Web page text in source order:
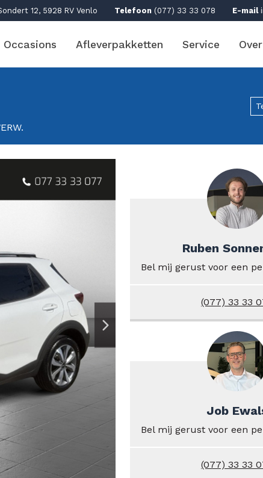
12, 5928 RV Venlo Telefoon (077) 33 33 078 E-mail
Occasions Afleverpakketten Service
Ruben
Bel mij gerust voor een
(077) 33 33
Job
Bel mij gerust voor een
(077) 33 33